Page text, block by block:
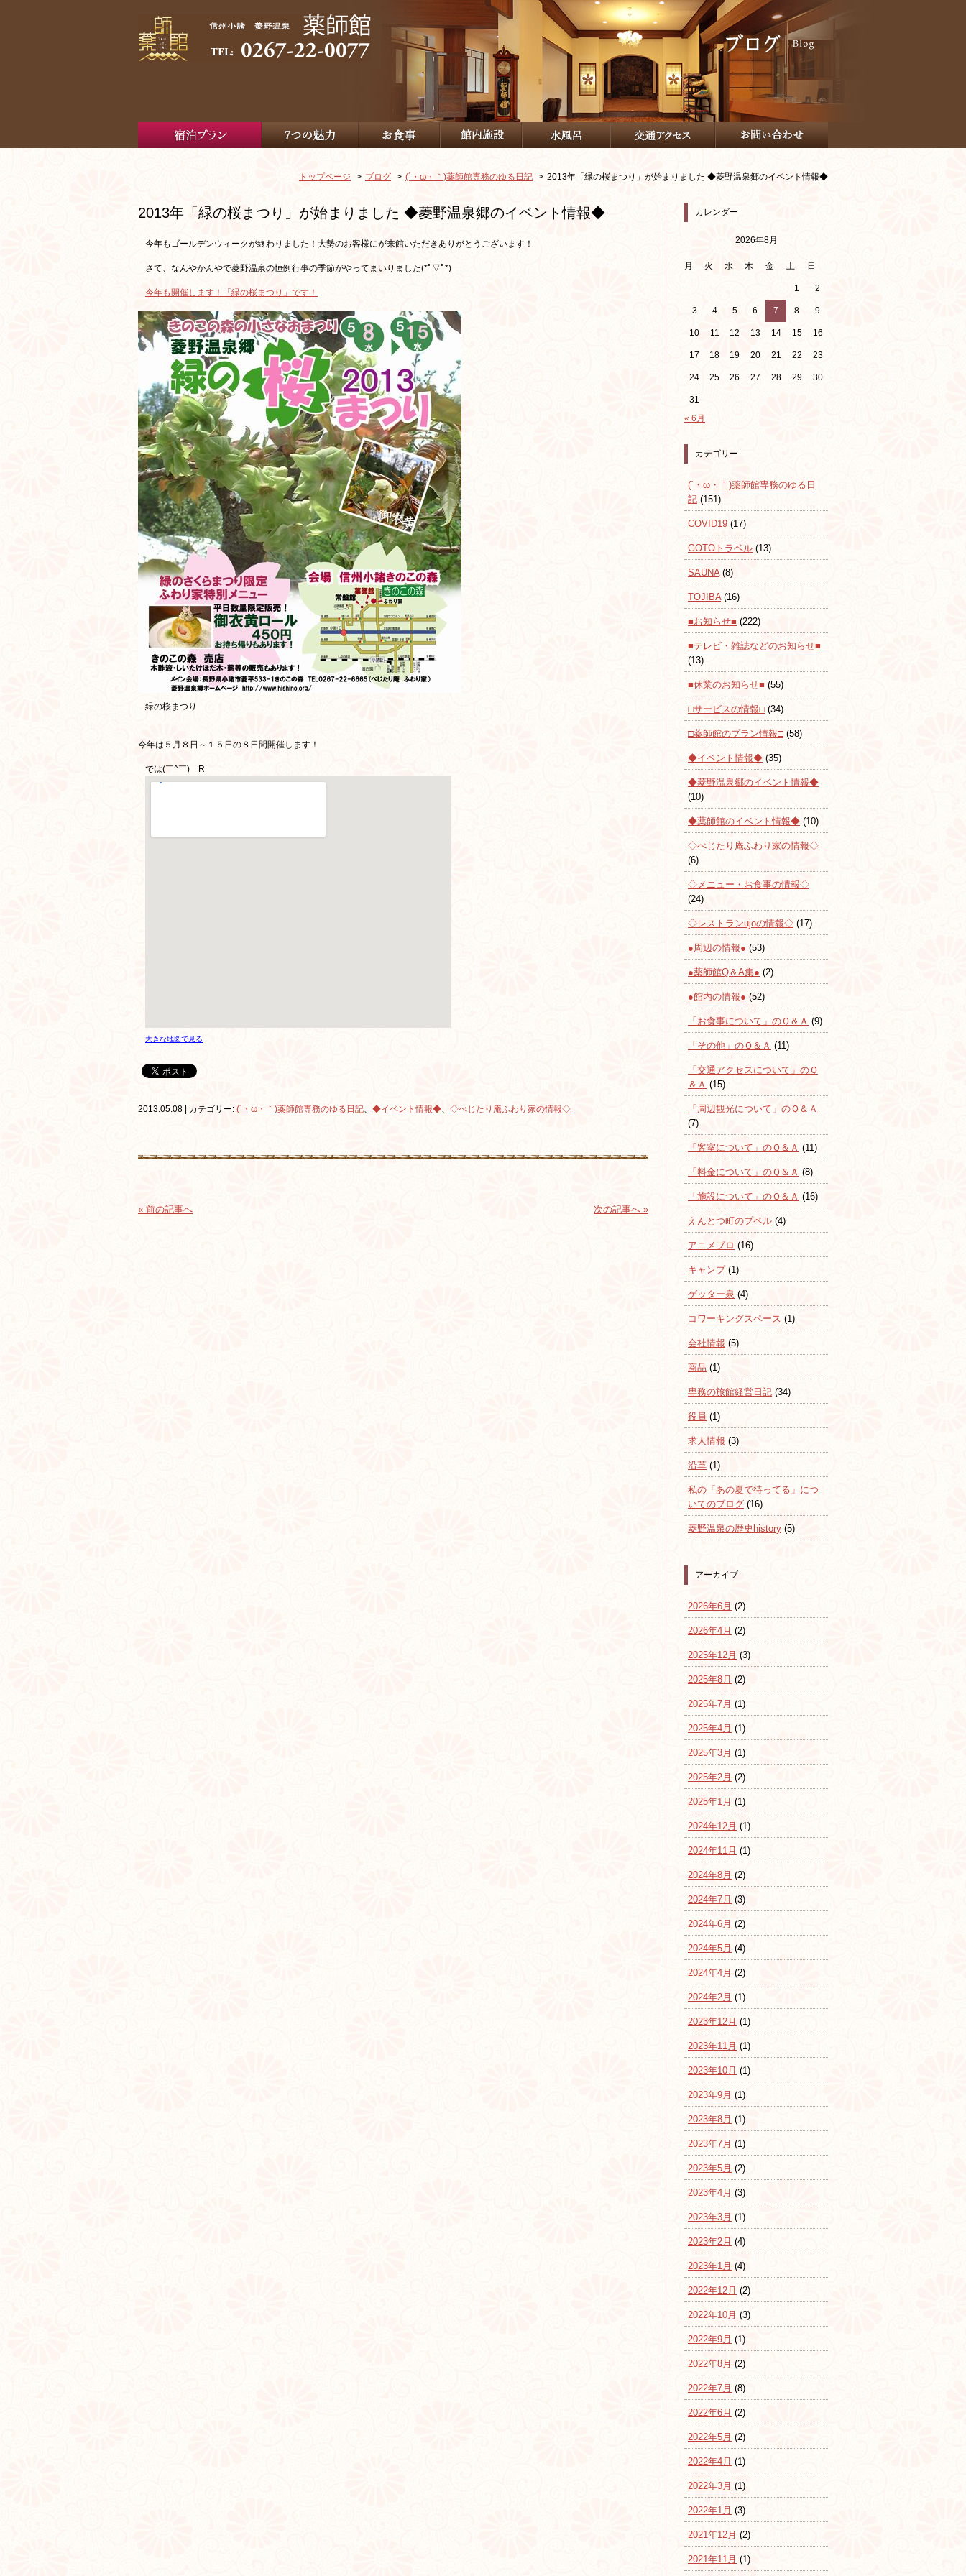
トップページ ブログ (´・ω・｀)薬師館専務のゆる日記 2013年「緑の桜まつり」が始まりました ◆菱野温泉郷のイベント情報◆
2013年「緑の桜まつり」が始まりました ◆菱野温泉郷のイベント情報◆
今年もゴールデンウィークが終わりました！大勢のお客様にが来館いただきありがとうございます！
さて、なんやかんやで菱野温泉の恒例行事の季節がやってまいりました(*ﾟ▽ﾟ*)
今年も開催します！「緑の桜まつり」です！
緑の桜まつり
今年は５月８日～１５日の８日間開催します！
では(￣^￣)ゞR
大きな地図で見る
2013.05.08 | カテゴリー: (´・ω・｀)薬師館専務のゆる日記、 ◆イベント情報◆、 ◇べじたり庵ふわり家の情報◇
« 前の記事へ 次の記事へ »
カレンダー
2026年8月
月 火 水 木 金 土 日
1 2
3 4 5 6 7 8 9
10 11 12 13 14 15 16
17 18 19 20 21 22 23
24 25 26 27 28 29 30
31
« 6月
カテゴリー
(´・ω・｀)薬師館専務のゆる日
記 (151)
COVID19 (17)
GOTOトラベル (13)
SAUNA(8)
TOJIBA(16)
■お知らせ■ (222)
■テレビ・雑誌などのお知らせ■
(13)
■休業のお知らせ■ (55)
□サービスの情報□ (34)
□薬師館のプラン情報□ (58)
◆イベント情報◆ (35)
◆菱野温泉郷のイベント情報◆
(10)
◆薬師館のイベント情報◆ (10)
◇べじたり庵ふわり家の情報◇
(6)
◇メニュー・お食事の情報◇
(24)
◇レストランujoの情報◇ (17)
●周辺の情報● (53)
●薬師館Q＆A集● (2)
●館内の情報● (52)
「お食事について」のＱ＆Ａ (9)
「その他」のＱ＆Ａ (11)
「交通アクセスについて」のＱ
＆Ａ (15)
「周辺観光について」のＱ＆Ａ
(7)
「客室について」のＱ＆Ａ (11)
「料金について」のＱ＆Ａ (8)
「施設について」のＱ＆Ａ (16)
えんとつ町のプペル (4)
アニメブロ (16)
キャンプ(1)
ゲッター泉 (4)
コワーキングスペース (1)
会社情報 (5)
商品 (1)
専務の旅館経営日記 (34)
役員 (1)
求人情報 (3)
沿革 (1)
私の「あの夏で待ってる」につ
いてのブログ (16)
菱野温泉の歴史history (5)
アーカイブ
2026年6月 (2)
2026年4月 (2)
2025年12月 (3)
2025年8月 (2)
2025年7月 (1)
2025年4月 (1)
2025年3月 (1)
2025年2月 (2)
2025年1月 (1)
2024年12月 (1)
2024年11月 (1)
2024年8月 (2)
2024年7月 (3)
2024年6月 (2)
2024年5月 (4)
2024年4月 (2)
2024年2月 (1)
2023年12月 (1)
2023年11月 (1)
2023年10月 (1)
2023年9月 (1)
2023年8月 (1)
2023年7月 (1)
2023年5月 (2)
2023年4月 (3)
2023年3月 (1)
2023年2月 (4)
2023年1月 (4)
2022年12月 (2)
2022年10月 (3)
2022年9月 (1)
2022年8月 (2)
2022年7月 (8)
2022年6月 (2)
2022年5月 (2)
2022年4月 (1)
2022年3月 (1)
2022年1月 (3)
2021年12月 (2)
2021年11月 (1)